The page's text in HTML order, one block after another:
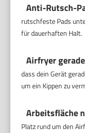
Anti-Rutsch-
rutschfeste Pads
für dauerhaften Halt.
Airfryer
dass dein Gerät
um ein Kippen zu
Arbeitsfläche
Platz rund um den